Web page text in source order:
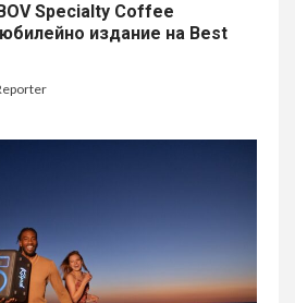
Specialty Coffee
издание на Best